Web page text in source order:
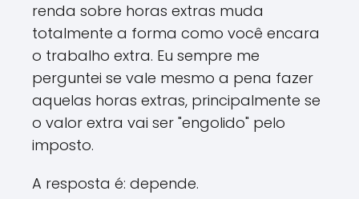
renda sobre horas extras muda
totalmente a forma como você encara
o trabalho extra. Eu sempre me
perguntei se vale mesmo a pena fazer
aquelas horas extras, principalmente se
o valor extra vai ser "engolido" pelo
imposto.
A resposta é: depende.